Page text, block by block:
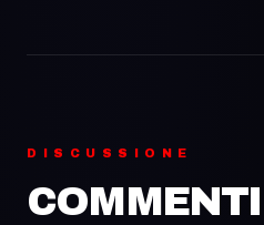
DISCUSSIONE
COMMENTI